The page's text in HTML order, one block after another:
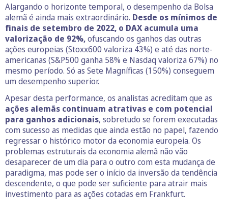
Alargando o horizonte temporal, o desempenho da Bolsa
alemã é ainda mais extraordinário. Desde os mínimos de
finais de setembro de 2022, o DAX acumula uma
valorização de 92%,ofuscando os ganhos das outras
ações europeias (Stoxx600 valoriza 43%) e até das norte-
americanas (S&P500 ganha 58% e Nasdaq valoriza 67%) no
mesmo período. Só as Sete Magníficas (150%) conseguem
um desempenho superior.
Apesar desta performance, os analistas acreditam que as
ações alemãs continuam atrativas e com potencial
para ganhos adicionais, sobretudo se forem executadas
com sucesso as medidas que ainda estão no papel, fazendo
regressar o histórico motor da economia europeia. Os
problemas estruturais da economia alemã não vão
desaparecer de um dia para o outro com esta mudança de
paradigma, mas pode ser o início da inversão da tendência
descendente, o que pode ser suficiente para atrair mais
investimento para as ações cotadas em Frankfurt.